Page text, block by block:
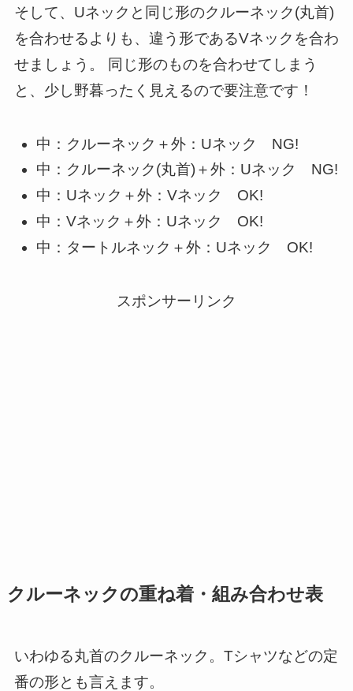
そして、Uネックと同じ形のクルーネック(丸首)
を合わせるよりも、違う形であるVネックを合わ
せましょう。 同じ形のものを合わせてしまう
と、少し野暮ったく見えるので要注意です！
中：クルーネック＋外：Uネック NG!
中：クルーネック(丸首)＋外：Uネック NG!
中：Uネック＋外：Vネック OK!
中：Vネック＋外：Uネック OK!
中：タートルネック＋外：Uネック OK!
スポンサーリンク
クルーネックの重ね着・組み合わせ表
いわゆる丸首のクルーネック。Tシャツなどの定
番の形とも言えます。